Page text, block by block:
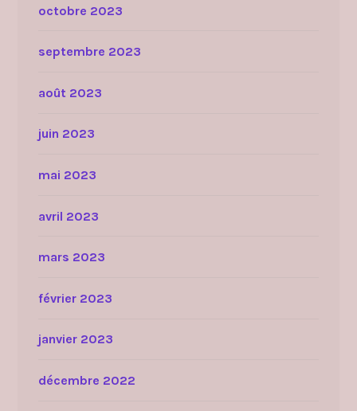
octobre 2023
septembre 2023
août 2023
juin 2023
mai 2023
avril 2023
mars 2023
février 2023
janvier 2023
décembre 2022